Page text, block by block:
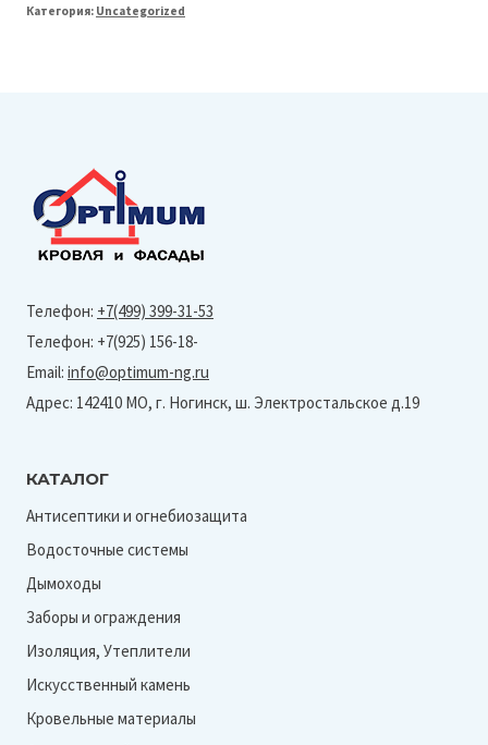
Line
(PU-
Ral
7024
Категория: Uncategorized
Телефон: +7(499) 399-31-53
Телефон: +7(925) 156-18-
Email: info@optimum-ng.ru
Адрес: 142410 МО, г. Ногинск, ш. Электростальское д.19
КАТАЛОГ
Антисептики и огнебиозащита
Водосточные системы
Дымоходы
Заборы и ограждения
Изоляция, Утеплители
Искусственный камень
Кровельные материалы